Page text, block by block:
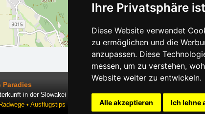
Ihre Privatsphäre
Diese Website verwendet
zu ermöglichen und die
anzupassen. Diese
messen, um zu verstehen,
Website weiter zu entwickeln.
Alle akzeptieren Ich lehne
Paradies
in der Slowakei
• Ausflugstips